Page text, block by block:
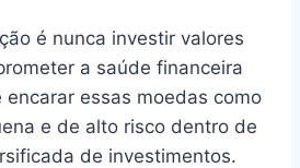
é nunca investir valores
a saúde financeira
encarar essas moedas como
e de alto risco dentro de
de investimentos.